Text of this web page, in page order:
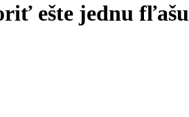
ešte jednu fľašu